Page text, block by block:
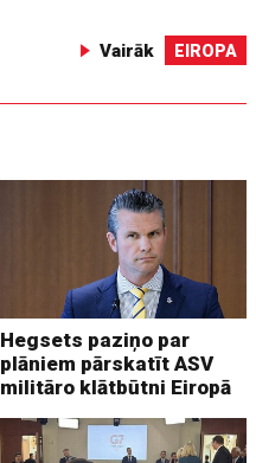
Vairāk EIROPA
Hegsets paziņo par
plāniem pārskatīt ASV
militāro klātbūtni Eiropā